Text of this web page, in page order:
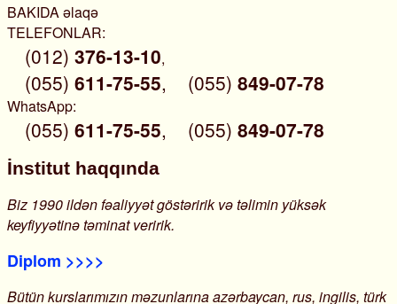
BAKIDA əlaqə
TELEFONLAR:
(012) 376-13-10,
(055) 611-75-55, (055) 849-07-78
WhatsApp:
(055) 611-75-55, (055) 849-07-78
İnstitut haqqında
Biz 1990 ildən fəaliyyət göstəririk və təlimin yüksək
keyfiyyətinə təminat veririk.
Diplom >>>>
Bütün kurslarımızın məzunlarına azərbaycan, rus, ingilis, türk